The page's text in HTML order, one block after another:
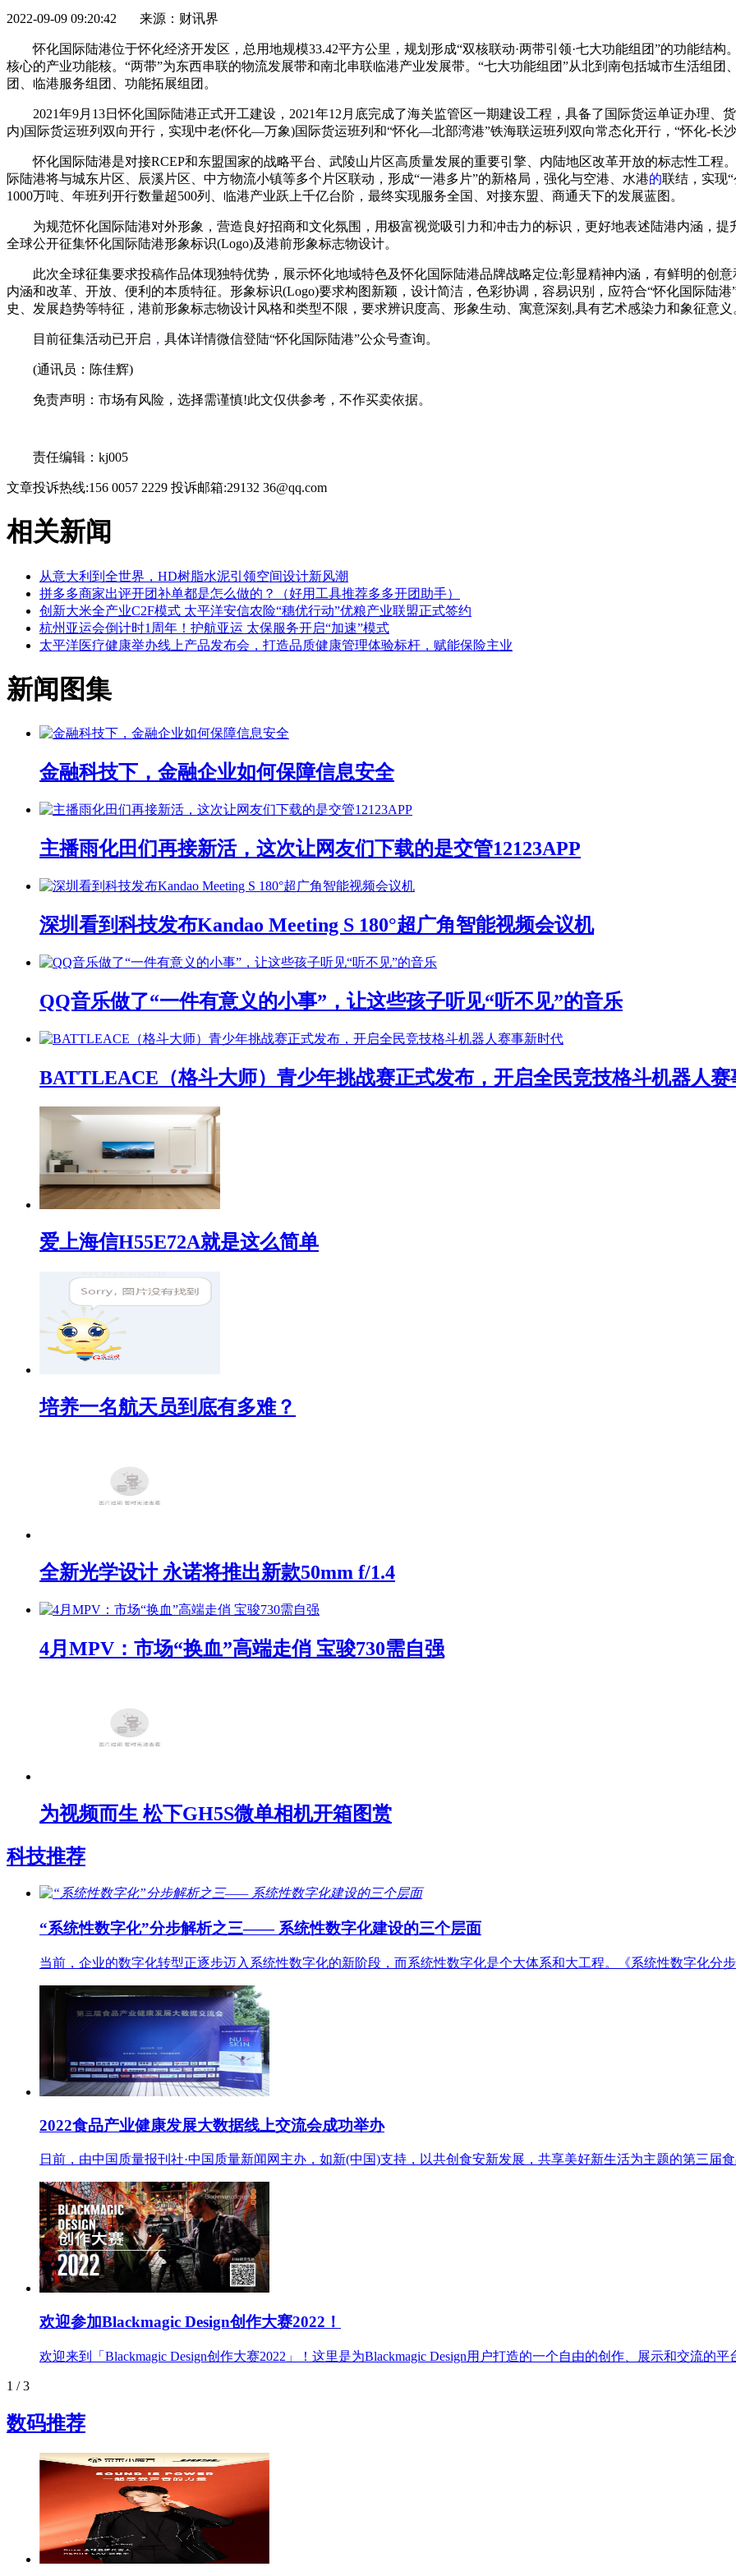
2022-09-09 09:20:42 来源：财讯界
怀化国际陆港位于怀化经济开发区，总用地规模33.42平方公里，规划形成“双核联动·两带引领·七大功能组团”的功能结
核心的产业功能核。“两带”为东西串联的物流发展带和南北串联临港产业发展带。“七大功能组团”从北到南包括城市生活组
团、临港服务组团、功能拓展组团。
2021年9月13日怀化国际陆港正式开工建设，2021年12月底完成了海关监管区一期建设工程，具备了国际货运单证办理
内)国际货运班列双向开行，实现中老(怀化—万象)国际货运班列和“怀化—北部湾港”铁海联运班列双向常态化开行，“怀化-长
怀化国际陆港是对接RCEP和东盟国家的战略平台、武陵山片区高质量发展的重要引擎、内陆地区改革开放的标志性工程
际陆港将与城东片区、辰溪片区、中方物流小镇等多个片区联动，形成“一港多片”的新格局，强化与空港、水港的联结，实现
1000万吨、年班列开行数量超500列、临港产业跃上千亿台阶，最终实现服务全国、对接东盟、商通天下的发展蓝图。
为规范怀化国际陆港对外形象，营造良好招商和文化氛围，用极富视觉吸引力和冲击力的标识，更好地表述陆港内涵，
全球公开征集怀化国际陆港形象标识(Logo)及港前形象标志物设计。
此次全球征集要求投稿作品体现独特优势，展示怀化地域特色及怀化国际陆港品牌战略定位;彰显精神内涵，有鲜明的创
内涵和改革、开放、便利的本质特征。形象标识(Logo)要求构图新颖，设计简洁，色彩协调，容易识别，应符合“怀化国际陆
史、发展趋势等特征，港前形象标志物设计风格和类型不限，要求辨识度高、形象生动、寓意深刻,具有艺术感染力和象征意义
目前征集活动已开启 ， 具体详情微信登陆“怀化国际陆港”公众号查询。
(通讯员：陈佳辉)
免责声明：市场有风险，选择需谨慎!此文仅供参考，不作买卖依据。
责任编辑：kj005
文章投诉热线:156 0057 2229 投诉邮箱:29132 36@qq.com
相关新闻
从意大利到全世界，HD树脂水泥引领空间设计新风潮
拼多多商家出评开团补单都是怎么做的？（好用工具推荐多多开团助手）
创新大米全产业C2F模式 太平洋安信农险“穗优行动”优粮产业联盟正式签约
杭州亚运会倒计时1周年！护航亚运 太保服务开启“加速”模式
太平洋医疗健康举办线上产品发布会，打造品质健康管理体验标杆，赋能保险主业
新闻图集
金融科技下，金融企业如何保障信息安全
主播雨化田们再接新活，这次让网友们下载的是交管12123APP
深圳看到科技发布Kandao Meeting S 180°超广角智能视频会议机
QQ音乐做了“一件有意义的小事”，让这些孩子听见“听不见”的音乐
BATTLEACE（格斗大师）青少年挑战赛正式发布，开启全民竞技格斗机器人赛
爱上海信H55E72A就是这么简单
培养一名航天员到底有多难？
全新光学设计 永诺将推出新款50mm f/1.4
4月MPV：市场“换血”高端走俏 宝骏730需自强
为视频而生 松下GH5S微单相机开箱图赏
科技推荐
“系统性数字化”分步解析之三—— 系统性数字化建设的三个层面
当前，企业的数字化转型正逐步迈入系统性数字化的新阶段，而系统性数字化是个大体系和大工程。《系统性数字化分
2022食品产业健康发展大数据线上交流会成功举办
日前，由中国质量报刊社·中国质量新闻网主办，如新(中国)支持，以共创食安新发展，共享美好新生活为主题的第三届
欢迎参加Blackmagic Design创作大赛2022！
欢迎来到「Blackmagic Design创作大赛2022」！这里是为Blackmagic Design用户打造的一个自由的创作、展示和交流的
1 / 3
数码推荐